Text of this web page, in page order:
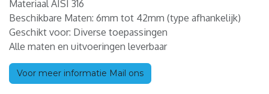
Materiaal AISI 316
Beschikbare Maten: 6mm tot 42mm (type afhankelijk)
Geschikt voor: Diverse toepassingen
Alle maten en uitvoeringen leverbaar
Voor meer informatie Mail ons